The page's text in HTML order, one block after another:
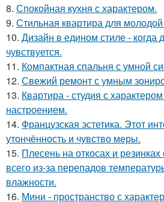
8. Спокойная кухня с характером.
9. Стильная квартира для
10. Дизайн в едином стиле - когда
чувствуется.
11. Компактная спальня с умной
12. Свежий ремонт с умным
13. Квартира - студия с
настроением.
14. Французская эстетика. Этот
утончённость и чувство меры.
15. Плесень на откосах и
всего из-за перепадов
влажности.
16. Мини - пространство с